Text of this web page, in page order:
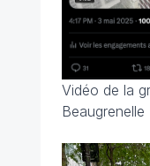
Vidéo de la
Beaugrenelle